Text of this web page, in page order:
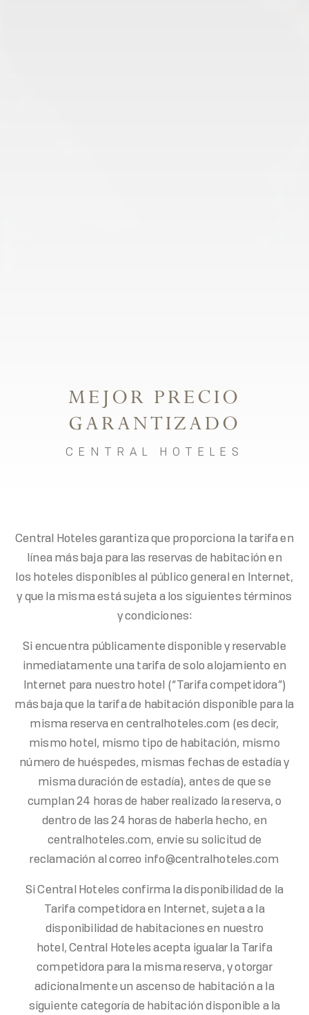
MEJOR PRECIO
GARANTIZADO
CENTRAL HOTELES
Central Hoteles garantiza que proporciona la tarifa en
línea más baja para las reservas de habitación en
los hoteles disponibles al público general en Internet,
y que la misma está sujeta a los siguientes términos
y condiciones:
Si encuentra públicamente disponible y reservable
inmediatamente una tarifa de solo alojamiento en
Internet para nuestro hotel (“Tarifa competidora”)
más baja que la tarifa de habitación disponible para la
misma reserva en centralhoteles.com (es decir,
mismo hotel, mismo tipo de habitación, mismo
número de huéspedes, mismas fechas de estadía y
misma duración de estadía), antes de que se
cumplan 24 horas de haber realizado la reserva, o
dentro de las 24 horas de haberla hecho, en
centralhoteles.com, envíe su solicitud de
reclamación al correo info@centralhoteles.com
Si Central Hoteles confirma la disponibilidad de la
Tarifa competidora en Internet, sujeta a la
disponibilidad de habitaciones en nuestro
hotel, Central Hoteles acepta igualar la Tarifa
competidora para la misma reserva, y otorgar
adicionalmente un ascenso de habitación a la
siguiente categoría de habitación disponible a la